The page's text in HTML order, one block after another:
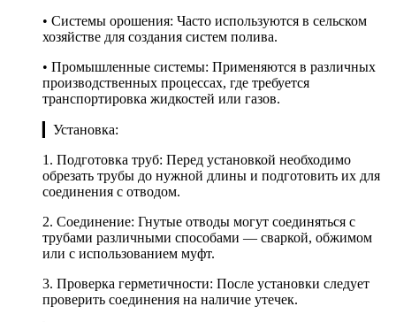
• Системы орошения: Часто используются в сельском
хозяйстве для создания систем полива.
• Промышленные системы: Применяются в различных
производственных процессах, где требуется
транспортировка жидкостей или газов.
▎Установка:
1. Подготовка труб: Перед установкой необходимо
обрезать трубы до нужной длины и подготовить их для
соединения с отводом.
2. Соединение: Гнутые отводы могут соединяться с
трубами различными способами — сваркой, обжимом
или с использованием муфт.
3. Проверка герметичности: После установки следует
проверить соединения на наличие утечек.